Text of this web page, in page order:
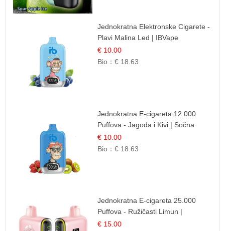
Jednokratna Elektronske Cigarete -
Plavi Malina Led | IBVape
€ 10.00
Bio：€ 18.63
Jednokratna E-cigareta 12.000
Puffova - Jagoda i Kivi | Sočna
Voćna Kombinacija
€ 10.00
Bio：€ 18.63
Jednokratna E-cigareta 25.000
Puffova - Ružičasti Limun |
Osježavajuća Citrusna Aroma
€ 15.00